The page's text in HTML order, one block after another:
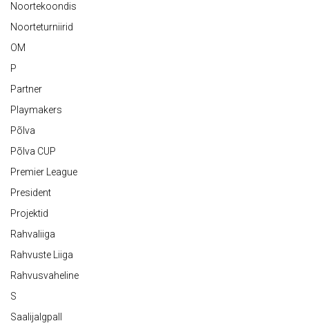
Noortekoondis
Noorteturniirid
OM
P
Partner
Playmakers
Põlva
Põlva CUP
Premier League
President
Projektid
Rahvaliiga
Rahvuste Liiga
Rahvusvaheline
S
Saalijalgpall